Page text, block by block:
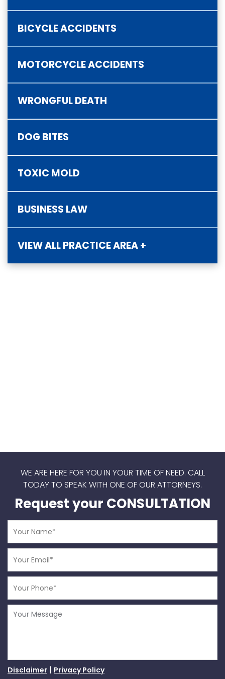
BICYCLE ACCIDENTS
MOTORCYCLE ACCIDENTS
WRONGFUL DEATH
DOG BITES
TOXIC MOLD
BUSINESS LAW
VIEW ALL PRACTICE AREA +
WE ARE HERE FOR YOU IN YOUR TIME OF NEED. CALL
TODAY TO SPEAK WITH ONE OF OUR ATTORNEYS.
Request your CONSULTATION
Disclaimer | Privacy Policy